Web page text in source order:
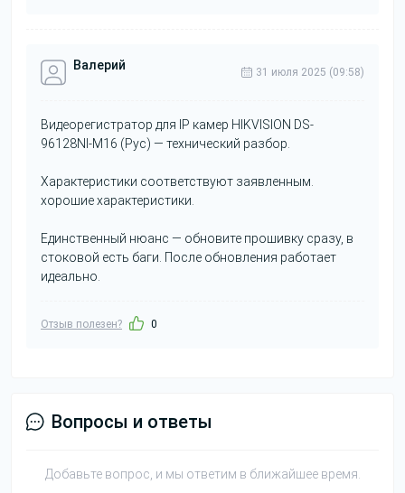
Валерий 31 июля 2025 (09:58)
Видеорегистратор для IP камер HIKVISION DS-
96128NI-M16 (Рус) — технический разбор.
Характеристики соответствуют заявленным.
хорошие характеристики.
Единственный нюанс — обновите прошивку сразу, в
стоковой есть баги. После обновления работает
идеально.
Отзыв полезен? 0
Вопросы и ответы
Добавьте вопрос, и мы ответим в ближайшее время.